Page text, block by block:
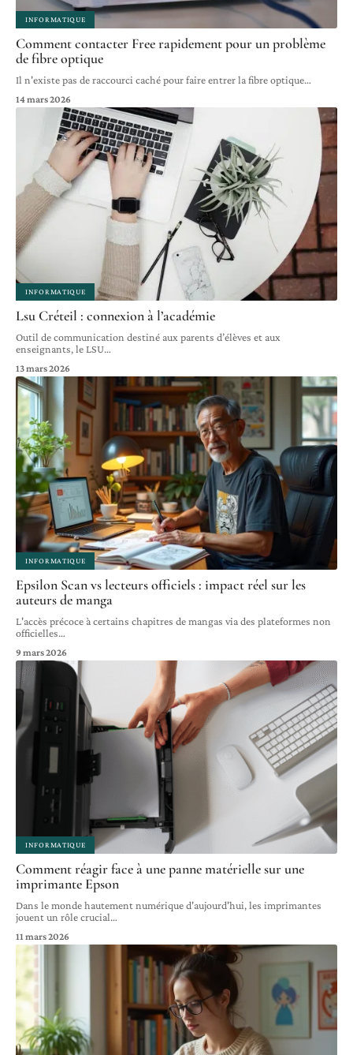
INFORMATIQUE
Comment contacter Free rapidement pour un problème
de fibre optique
Il n'existe pas de raccourci caché pour faire entrer la fibre optique…
14 mars 2026
INFORMATIQUE
Lsu Créteil : connexion à l’académie
Outil de communication destiné aux parents d’élèves et aux
enseignants, le LSU…
13 mars 2026
INFORMATIQUE
Epsilon Scan vs lecteurs officiels : impact réel sur les
auteurs de manga
L'accès précoce à certains chapitres de mangas via des plateformes non
officielles…
9 mars 2026
INFORMATIQUE
Comment réagir face à une panne matérielle sur une
imprimante Epson
Dans le monde hautement numérique d'aujourd'hui, les imprimantes
jouent un rôle crucial…
11 mars 2026